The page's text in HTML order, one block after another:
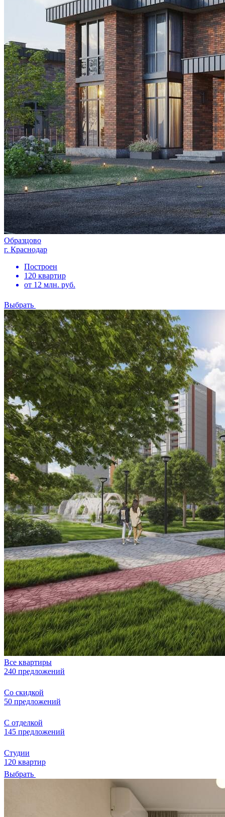
Образцово
г. Краснодар
Построен
120 квартир
от 12 млн. руб.
Выбрать
Все квартиры
240 предложений
Со скидкой
50 предложений
С отделкой
145 предложений
Студии
120 квартир
Выбрать